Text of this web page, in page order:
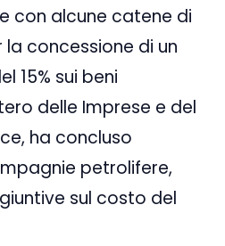
con alcune catene di
concessione di un
15% sui beni
delle Imprese e del
ha concluso
petrolifere,
sul costo del